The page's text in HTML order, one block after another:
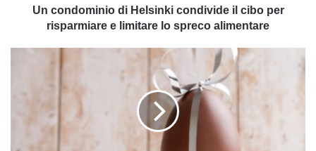
Un condominio di Helsinki condivide il cibo per
risparmiare e limitare lo spreco alimentare